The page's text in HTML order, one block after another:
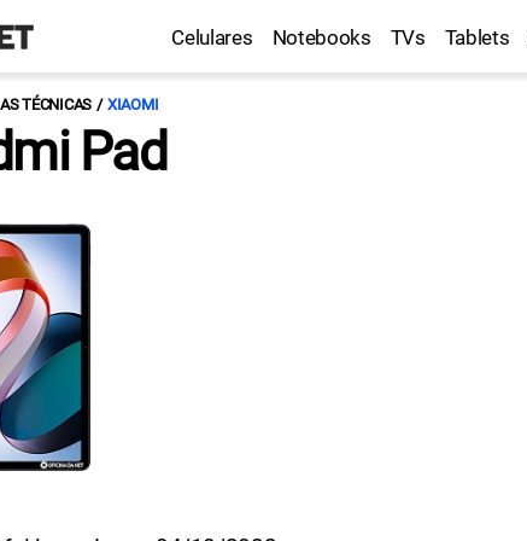
Celulares Notebooks TVs Tablets
TÉCNICAS XIAOMI
Pad